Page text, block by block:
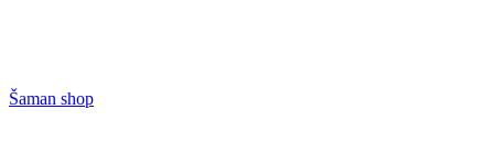
Šaman shop